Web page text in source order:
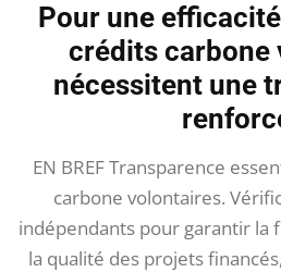
Pour une
crédits carbone
nécessitent une
EN BREF Transparence
carbone volontaires.
indépendants pour garantir la
la qualité des projets